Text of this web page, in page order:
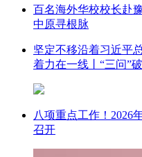
百名海外华校校长赴
中原寻根脉
坚定不移沿着习近平
着力在一线丨“三问”
八项重点工作！2026
召开